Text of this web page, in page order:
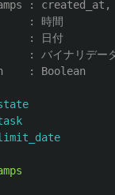
: created_at,
: 時間
: 日付
: バイナリデー
: Boolean